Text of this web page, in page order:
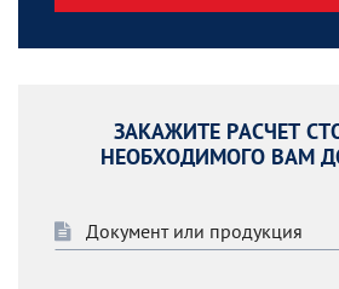
ЗАКАЖИТЕ РАСЧЕТ
НЕОБХОДИМОГО ВАМ